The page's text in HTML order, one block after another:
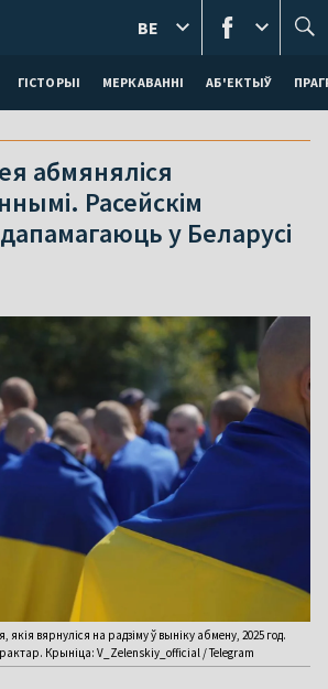
ГІСТОРЫІ МЕРКАВАННI АБ'ЕКТЫЎ
BE
абмяняліся
Расейскім
у Беларусі
вярнуліся на радзіму ў выніку абмену, 2025 год.
Крыніца: V_Zelenskiy_official / Telegram